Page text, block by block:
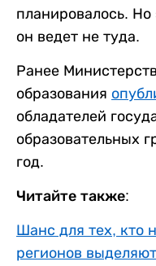
планировалось. Но
он ведет не туда.
Ранее
образования
обладателей
образовательных
год.
Читайте также:
Шанс для тех, кто
регионов